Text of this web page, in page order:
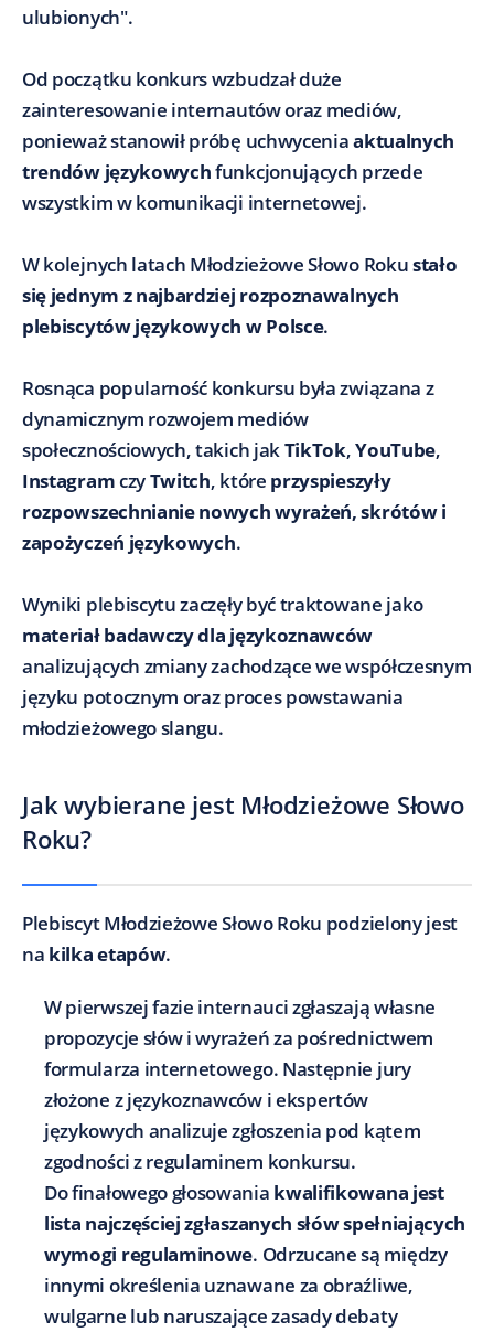
ulubionych".
Od początku konkurs wzbudzał duże
zainteresowanie internautów oraz mediów,
ponieważ stanowił próbę uchwyceniaaktualnych
trendów językowychfunkcjonujących przede
wszystkim w komunikacji internetowej.
W kolejnych latach Młodzieżowe Słowo Rokustało
się jednym z najbardziej rozpoznawalnych
plebiscytów językowych w Polsce.
Rosnąca popularność konkursu była związana z
dynamicznym rozwojem mediów
społecznościowych, takich jakTikTok,YouTube,
InstagramczyTwitch, które przyspieszyły
rozpowszechnianie nowych wyrażeń, skrótów i
zapożyczeń językowych.
Wyniki plebiscytu zaczęły być traktowane jako
materiał badawczy dla językoznawców
analizujących zmiany zachodzące we współczesnym
języku potocznym oraz proces powstawania
młodzieżowego slangu.
Jak wybierane jest Młodzieżowe Słowo
Roku?
Plebiscyt Młodzieżowe Słowo Roku podzielony jest
na kilka etapów.
W pierwszej fazie internauci zgłaszają własne
propozycje słów i wyrażeń za pośrednictwem
formularza internetowego. Następnie jury
złożone z językoznawców i ekspertów
językowych analizuje zgłoszenia pod kątem
zgodności z regulaminem konkursu.
Do finałowego głosowania kwalifikowana jest
lista najczęściej zgłaszanych słów spełniających
wymogi regulaminowe. Odrzucane są między
innymi określenia uznawane za obraźliwe,
wulgarne lub naruszające zasady debaty